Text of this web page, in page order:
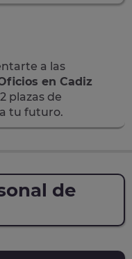
a las
en Cadiz
plazas de
tu futuro.
de